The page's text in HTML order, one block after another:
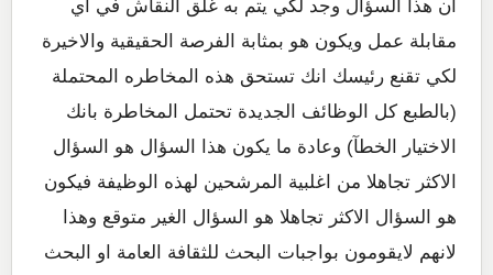
ان هذا السؤال وجد لكي يتم به غلق النقاش في اي
مقابلة عمل ويكون هو بمثابة الفرصة الحقيقية والاخيرة
لكي تقنع رئيسك انك تستحق هذه المخاطره المحتملة
(بالطبع كل الوظائف الجديدة تحتمل المخاطرة بانك
الاختيار الخطآ) وعادة ما يكون هذا السؤال هو السؤال
الاكثر تجاهلا من اغلبية المرشحين لهذه الوظيفة فيكون
هو السؤال الاكثر تجاهلا هو السؤال الغير متوقع وهذا
لانهم لايقومون بواجبات البحث للثقافة العامة او البحث